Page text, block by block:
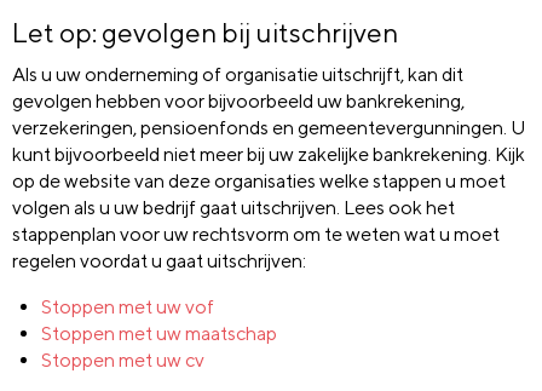
Let op: gevolgen bij uitschrijven
Als u uw onderneming of organisatie uitschrijft, kan dit
gevolgen hebben voor bijvoorbeeld uw bankrekening,
verzekeringen, pensioenfonds en gemeentevergunningen. U
kunt bijvoorbeeld niet meer bij uw zakelijke bankrekening. Kijk
op de website van deze organisaties welke stappen u moet
volgen als u uw bedrijf gaat uitschrijven. Lees ook het
stappenplan voor uw rechtsvorm om te weten wat u moet
regelen voordat u gaat uitschrijven:
Stoppen met uw vof
Stoppen met uw maatschap
Stoppen met uw cv